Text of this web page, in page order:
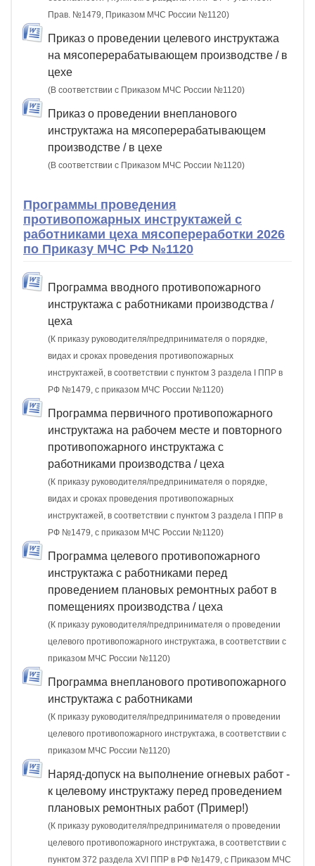
Прав. №1479, Приказом МЧС России №1120)
Приказ о проведении целевого инструктажа
на мясоперерабатывающем производстве / в
цехе
(В соответствии с Приказом МЧС России №1120)
Приказ о проведении внепланового
инструктажа на мясоперерабатывающем
производстве / в цехе
(В соответствии с Приказом МЧС России №1120)
Программы проведения
противопожарных инструктажей с
работниками цеха мясопереработки 2026
по Приказу МЧС РФ №1120
Программа вводного противопожарного
инструктажа с работниками производства /
цеха
(К приказу руководителя/предпринимателя о порядке,
видах и сроках проведения противопожарных
инструктажей, в соответствии с пунктом 3 раздела I ППР в
РФ №1479, с приказом МЧС России №1120)
Программа первичного противопожарного
инструктажа на рабочем месте и повторного
противопожарного инструктажа с
работниками производства / цеха
(К приказу руководителя/предпринимателя о порядке,
видах и сроках проведения противопожарных
инструктажей, в соответствии с пунктом 3 раздела I ППР в
РФ №1479, с приказом МЧС России №1120)
Программа целевого противопожарного
инструктажа с работниками перед
проведением плановых ремонтных работ в
помещениях производства / цеха
(К приказу руководителя/предпринимателя о проведении
целевого противопожарного инструктажа, в соответствии с
приказом МЧС России №1120)
Программа внепланового противопожарного
инструктажа с работниками
(К приказу руководителя/предпринимателя о проведении
целевого противопожарного инструктажа, в соответствии с
приказом МЧС России №1120)
Наряд-допуск на выполнение огневых работ -
к целевому инструктажу перед проведением
плановых ремонтных работ (Пример!)
(К приказу руководителя/предпринимателя о проведении
целевого противопожарного инструктажа, в соответствии с
пунктом 372 раздела XVI ППР в РФ №1479, c Приказом МЧС